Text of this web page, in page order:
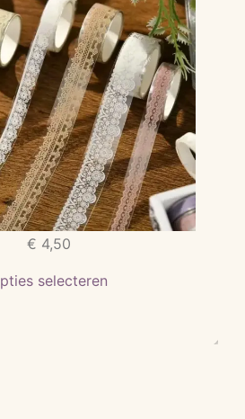
€ 4,50
selecteren